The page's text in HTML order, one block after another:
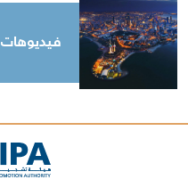
فيديوهات